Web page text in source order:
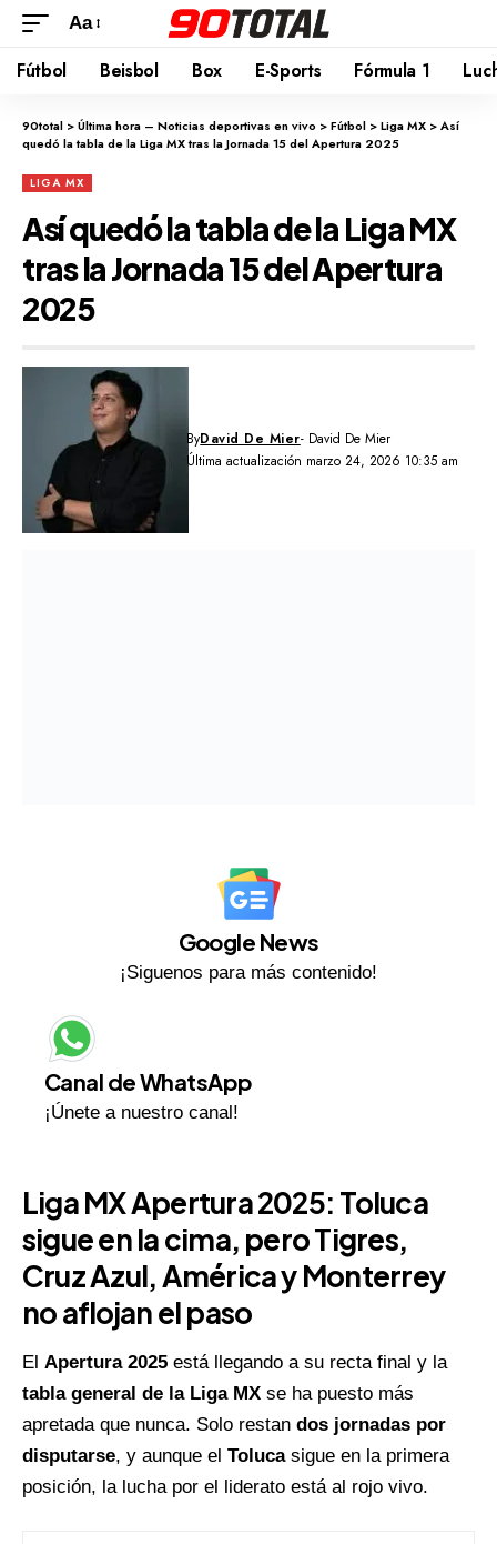
Aa
Fútbol Beisbol Box E-Sports Fórmula 1
90total >Última hora – Noticias deportivas en vivo >Fútbol >Liga MX >Así
quedó la tabla de la Liga MX tras la Jornada 15 del Apertura 2025
LIGA MX
Así quedó la tabla de la Liga MX
tras la Jornada 15 del Apertura
2025
Última actualización marzo 24, 2026 10:35 am
ByDavid De Mier- David De Mier
Google News
¡Siguenos para más contenido!
Canal de WhatsApp
¡Únete a nuestro canal!
Liga MX Apertura 2025: Toluca
sigue en la cima, pero Tigres,
Cruz Azul, América y Monterrey
no aflojan el paso
El Apertura 2025 está llegando a su recta final y la
tabla general de la Liga MX se ha puesto más
apretada que nunca. Solo restan dos jornadas por
disputarse, y aunque el Tolucasigue en la primera
posición, la lucha por el liderato está al rojo vivo.